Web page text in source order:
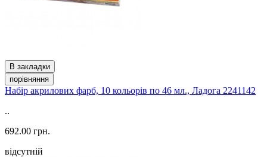
В закладки
порівняння
Набір акрилових фарб, 10 кольорів по 46 мл., Ладога 2241142
..
692.00 грн.
відсутній